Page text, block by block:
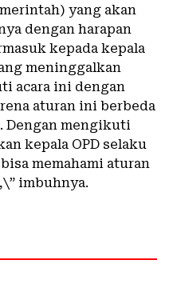
yang akan
dengan harapan
kepada kepala
meninggalkan
acara ini dengan
aturan ini berbeda
Dengan mengikuti
kepala OPD selaku
memahami aturan
imbuhnya.